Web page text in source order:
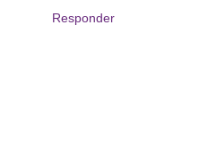
Responder